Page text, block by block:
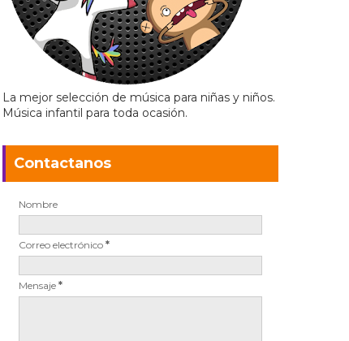
La mejor selección de música para niñas y niños.
Música infantil para toda ocasión.
Contactanos
Nombre
Correo electrónico *
Mensaje *